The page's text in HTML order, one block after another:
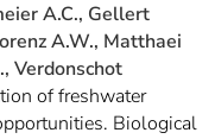
A.C., Gellert
A.W., Matthaei
Verdonschot
of freshwater
Biological